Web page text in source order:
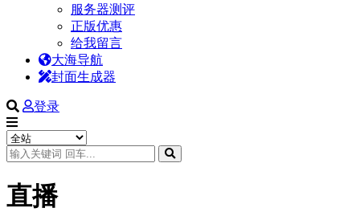
服务器测评
正版优惠
给我留言
大海导航
封面生成器
登录
直播